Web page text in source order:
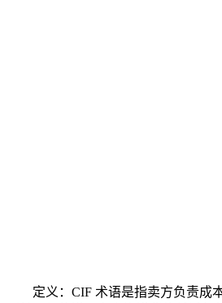
定义：CIF 术语是指卖方负责成本